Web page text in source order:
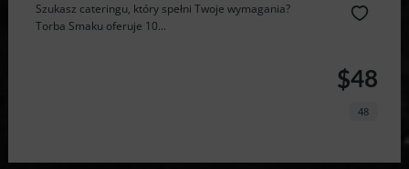
Szukasz cateringu, który spełni Twoje wymagania?
Torba Smaku oferuje 10...
$48
48